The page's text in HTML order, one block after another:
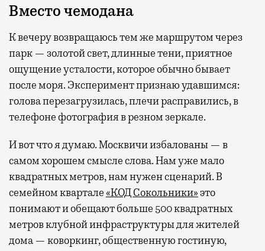
Вместо чемодана
К вечеру возвращаюсь тем же маршрутом через
парк — золотой свет, длинные тени, приятное
ощущение усталости, которое обычно бывает
после моря. Эксперимент признаю удавшимся:
голова перезагрузилась, плечи расправились, в
телефоне фотография в резном зеркале.
И вот что я думаю. Москвичи избалованы — в
самом хорошем смысле слова. Нам уже мало
квадратных метров, нам нужен сценарий. В
семейном квартале«КОД Сокольники»это
понимают и обещают больше 500 квадратных
метров клубной инфраструктуры для жителей
дома — коворкинг, общественную гостиную,